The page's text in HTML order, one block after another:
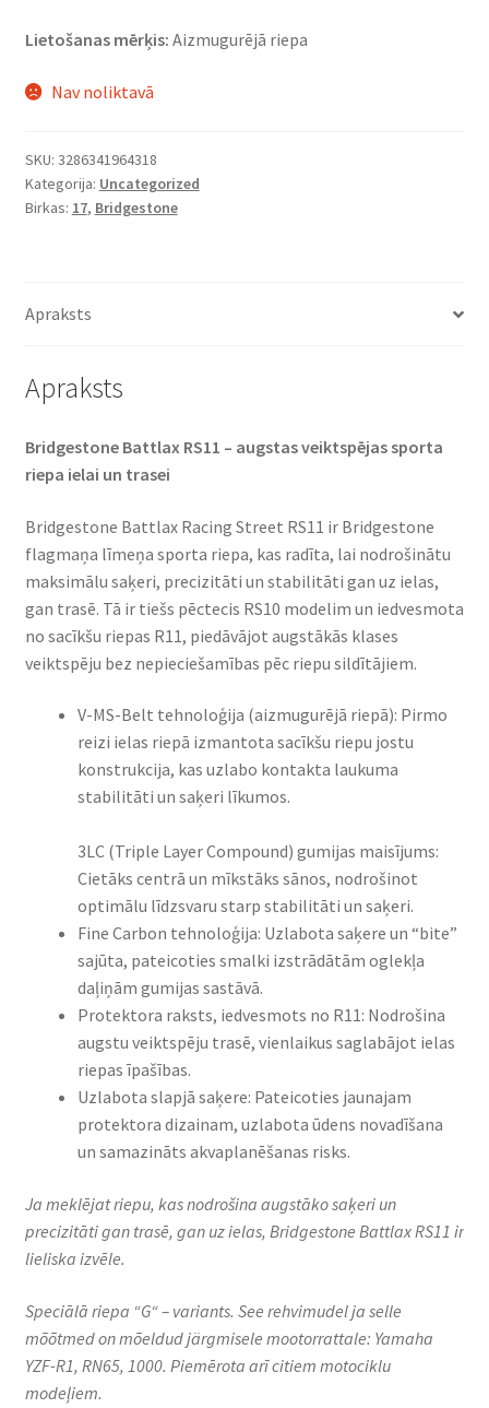
Lietošanas mērķis: Aizmugurējā riepa
Nav noliktavā
SKU: 3286341964318
Kategorija: Uncategorized
Birkas: 17, Bridgestone
Apraksts
Apraksts
Bridgestone Battlax RS11 – augstas veiktspējas sporta
riepa ielai un trasei​
Bridgestone Battlax Racing Street RS11 ir Bridgestone
flagmaņa līmeņa sporta riepa, kas radīta, lai nodrošinātu
maksimālu saķeri, precizitāti un stabilitāti gan uz ielas,
gan trasē. Tā ir tiešs pēctecis RS10 modelim un iedvesmota
no sacīkšu riepas R11, piedāvājot augstākās klases
veiktspēju bez nepieciešamības pēc riepu sildītājiem.​
V-MS-Belt tehnoloģija (aizmugurējā riepā): Pirmo
reizi ielas riepā izmantota sacīkšu riepu jostu
konstrukcija, kas uzlabo kontakta laukuma
stabilitāti un saķeri līkumos.
3LC (Triple Layer Compound) gumijas maisījums:
Cietāks centrā un mīkstāks sānos, nodrošinot
optimālu līdzsvaru starp stabilitāti un saķeri.
Fine Carbon tehnoloģija: Uzlabota saķere un “bite”
sajūta, pateicoties smalki izstrādātām oglekļa
daļiņām gumijas sastāvā.
Protektora raksts, iedvesmots no R11: Nodrošina
augstu veiktspēju trasē, vienlaikus saglabājot ielas
riepas īpašības.
Uzlabota slapjā saķere: Pateicoties jaunajam
protektora dizainam, uzlabota ūdens novadīšana
un samazināts akvaplanēšanas risks. ​
Ja meklējat riepu, kas nodrošina augstāko saķeri un
precizitāti gan trasē, gan uz ielas, Bridgestone Battlax RS11 ir
lieliska izvēle.
Speciālā riepa “G“ – variants. See rehvimudel ja selle
mõõtmed on mõeldud järgmisele mootorrattale: Yamaha
YZF-R1, RN65, 1000. Piemērota arī citiem motociklu
modeļiem.